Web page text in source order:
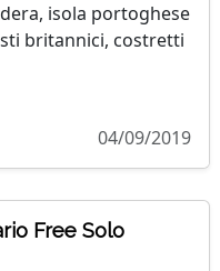
isola portoghese
britannici, costretti
04/09/2019
Free Solo